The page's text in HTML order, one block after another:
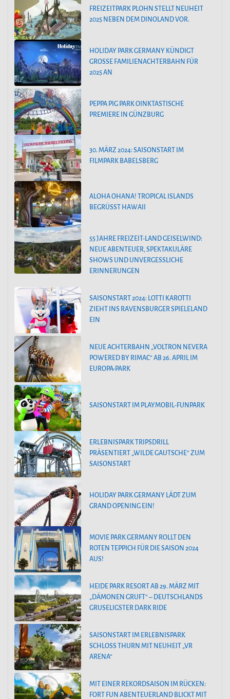
FREIZEITPARK PLOHN STELLT NEUHEIT
2025 NEBEN DEM DINOLAND VOR.
HOLIDAY PARK GERMANY KÜNDIGT
GROSSE FAMILIENACHTERBAHN FÜR 2
025 AN
PEPPA PIG PARK OINKTASTISCHE
PREMIERE IN GÜNZBURG
30. MÄRZ 2024: SAISONSTART IM
FILMPARK BABELSBERG
ALOHA OHANA! TROPICAL ISLANDS
BEGRÜSST HAWAII
55 JAHRE FREIZEIT-LAND GEISELWIND:
NEUE ABENTEUER, SPEKTAKULÄRE
SHOWS UND UNVERGESSLICHE
ERINNERUNGEN
SAISONSTART 2024: LOTTI KAROTTI
ZIEHT INS RAVENSBURGER SPIELELAND
EIN
NEUE ACHTERBAHN „VOLTRON NEVERA
POWERED BY RIMAC“ AB 26. APRIL IM
EUROPA-PARK
SAISONSTART IM PLAYMOBIL-FUNPARK
ERLEBNISPARK TRIPSDRILL
PRÄSENTIERT „WILDE GAUTSCHE“ ZUM
SAISONSTART
HOLIDAY PARK GERMANY LÄDT ZUM
GRAND OPENING EIN!
MOVIE PARK GERMANY ROLLT DEN
ROTEN TEPPICH FÜR DIE SAISON 2024
AUS!
HEIDE PARK RESORT AB 29. MÄRZ MIT
„DÄMONEN GRUFT“ – DEUTSCHLANDS
GRUSELIGSTER DARK RIDE
SAISONSTART IM ERLEBNISPARK
SCHLOSS THURN MIT NEUHEIT „VR
ARENA“
MIT EINER REKORDSAISON IM RÜCKEN:
FORT FUN ABENTEUERLAND BLICKT MIT